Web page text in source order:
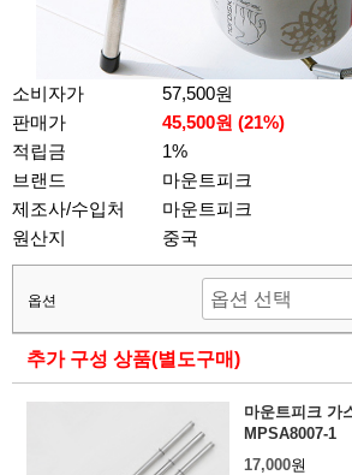
소비자가
57,500원
판매가
45,500원 (21%)
적립금
1%
브랜드
마운트피크
제조사/수입처
마운트피크
원산지
중국
옵션
추가 구성 상품(별도구매)
마운트피크 가
MPSA8007-1
17,000원